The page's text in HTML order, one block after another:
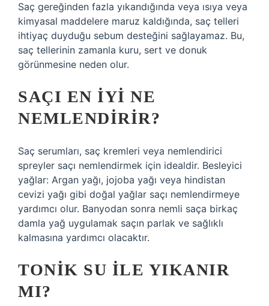
Saç gereğinden fazla yıkandığında veya ısıya veya
kimyasal maddelere maruz kaldığında, saç telleri
ihtiyaç duyduğu sebum desteğini sağlayamaz. Bu,
saç tellerinin zamanla kuru, sert ve donuk
görünmesine neden olur.
SAÇI EN IYI NE
NEMLENDIRIR?
Saç serumları, saç kremleri veya nemlendirici
spreyler saçı nemlendirmek için idealdir. Besleyici
yağlar: Argan yağı, jojoba yağı veya hindistan
cevizi yağı gibi doğal yağlar saçı nemlendirmeye
yardımcı olur. Banyodan sonra nemli saça birkaç
damla yağ uygulamak saçın parlak ve sağlıklı
kalmasına yardımcı olacaktır.
TONIK SU ILE YIKANIR
MI?